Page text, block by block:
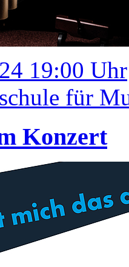
19:00 Uhr
für
Konzert